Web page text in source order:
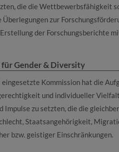
die die Wettbewerbsfähigkeit
Überlegungen zur
der Forschungsberichte
Gender & Diversity
eingesetzte Kommission hat die
und individueller
Impulse zu setzten, die die
Staatsangehörigkeit,
bzw. geistiger Einschränkungen.